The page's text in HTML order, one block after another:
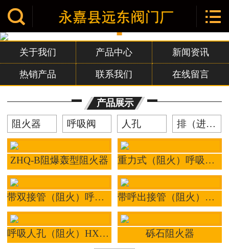
 网站首页
关于我们
产品中心
联系我们


关于我们 产品中心 新闻资讯
热销产品 联系我们 在线留言
产品展示
阻火器 呼吸阀 人孔 排（进）气阀
ZHQ-B阻爆轰型阻火器 重力式（阻火）呼吸阀QHXF-HXZ
带双接管（阻火）呼吸阀HXF-IIZ/HXF2 带呼出接管（阻火）呼吸阀HXF-IVZ/HXF4
呼吸人孔（阻火）HXF-RZ 砾石阻火器